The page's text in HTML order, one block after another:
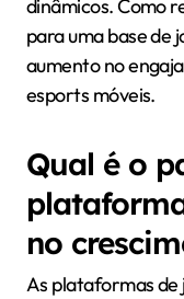
dinâmicos. Como
para uma base de
aumento no
esports móveis.
Qual é o
no
As plataformas de